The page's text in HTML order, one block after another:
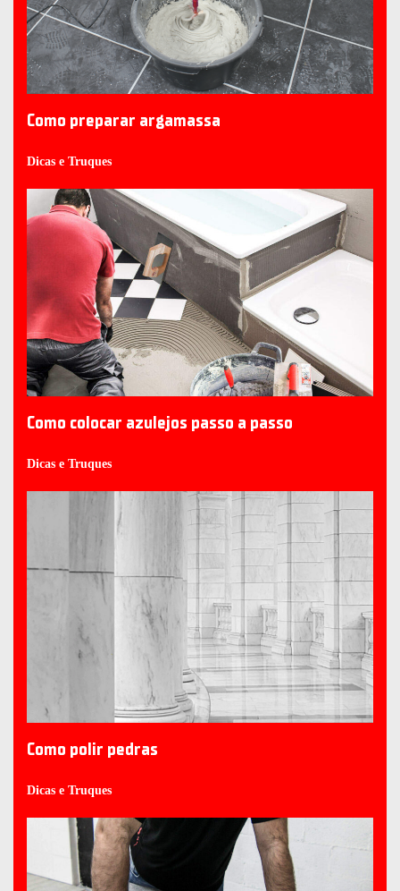
Como preparar argamassa
Dicas e Truques
Como colocar azulejos passo a passo
Dicas e Truques
Como polir pedras
Dicas e Truques